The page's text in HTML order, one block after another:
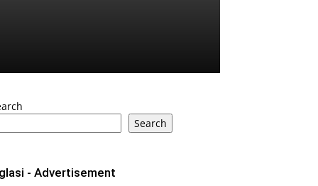
Search
- Advertisement